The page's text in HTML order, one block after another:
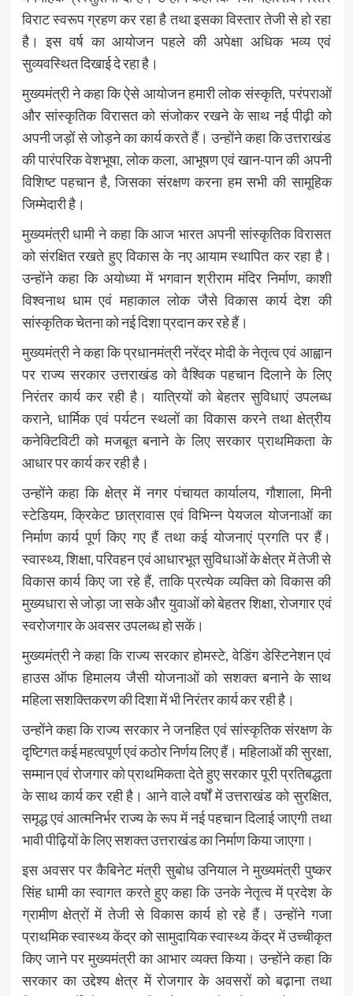
विराट स्वरूप ग्रहण कर रहा है तथा इसका विस्तार तेजी से हो रहा
है। इस वर्ष का आयोजन पहले की अपेक्षा अधिक भव्य एवं
सुव्यवस्थित दिखाई दे रहा है।
मुख्यमंत्री ने कहा कि ऐसे आयोजन हमारी लोक संस्कृति, परंपराओं
और सांस्कृतिक विरासत को संजोकर रखने के साथ नई पीढ़ी को
अपनी जड़ों से जोड़ने का कार्य करते हैं। उन्होंने कहा कि उत्तराखंड
की पारंपरिक वेशभूषा, लोक कला, आभूषण एवं खान-पान की अपनी
विशिष्ट पहचान है, जिसका संरक्षण करना हम सभी की सामूहिक
जिम्मेदारी है।
मुख्यमंत्री धामी ने कहा कि आज भारत अपनी सांस्कृतिक विरासत
को संरक्षित रखते हुए विकास के नए आयाम स्थापित कर रहा है।
उन्होंने कहा कि अयोध्या में भगवान श्रीराम मंदिर निर्माण, काशी
विश्वनाथ धाम एवं महाकाल लोक जैसे विकास कार्य देश की
सांस्कृतिक चेतना को नई दिशा प्रदान कर रहे हैं।
मुख्यमंत्री ने कहा कि प्रधानमंत्री नरेंद्र मोदी के नेतृत्व एवं आह्वान
पर राज्य सरकार उत्तराखंड को वैश्विक पहचान दिलाने के लिए
निरंतर कार्य कर रही है। यात्रियों को बेहतर सुविधाएं उपलब्ध
कराने, धार्मिक एवं पर्यटन स्थलों का विकास करने तथा क्षेत्रीय
कनेक्टिविटी को मजबूत बनाने के लिए सरकार प्राथमिकता के
आधार पर कार्य कर रही है।
उन्होंने कहा कि क्षेत्र में नगर पंचायत कार्यालय, गौशाला, मिनी
स्टेडियम, क्रिकेट छात्रावास एवं विभिन्न पेयजल योजनाओं का
निर्माण कार्य पूर्ण किए गए हैं तथा कई योजनाएं प्रगति पर हैं।
स्वास्थ्य, शिक्षा, परिवहन एवं आधारभूत सुविधाओं के क्षेत्र में तेजी से
विकास कार्य किए जा रहे हैं, ताकि प्रत्येक व्यक्ति को विकास की
मुख्यधारा से जोड़ा जा सके और युवाओं को बेहतर शिक्षा, रोजगार एवं
स्वरोजगार के अवसर उपलब्ध हो सकें।
मुख्यमंत्री ने कहा कि राज्य सरकार होमस्टे, वेडिंग डेस्टिनेशन एवं
हाउस ऑफ हिमालय जैसी योजनाओं को सशक्त बनाने के साथ
महिला सशक्तिकरण की दिशा में भी निरंतर कार्य कर रही है।
उन्होंने कहा कि राज्य सरकार ने जनहित एवं सांस्कृतिक संरक्षण के
दृष्टिगत कई महत्वपूर्ण एवं कठोर निर्णय लिए हैं। महिलाओं की सुरक्षा,
सम्मान एवं रोजगार को प्राथमिकता देते हुए सरकार पूरी प्रतिबद्धता
के साथ कार्य कर रही है। आने वाले वर्षों में उत्तराखंड को सुरक्षित,
समृद्ध एवं आत्मनिर्भर राज्य के रूप में नई पहचान दिलाई जाएगी तथा
भावी पीढ़ियों के लिए सशक्त उत्तराखंड का निर्माण किया जाएगा।
इस अवसर पर कैबिनेट मंत्री सुबोध उनियाल ने मुख्यमंत्री पुष्कर
सिंह धामी का स्वागत करते हुए कहा कि उनके नेतृत्व में प्रदेश के
ग्रामीण क्षेत्रों में तेजी से विकास कार्य हो रहे हैं। उन्होंने गजा
प्राथमिक स्वास्थ्य केंद्र को सामुदायिक स्वास्थ्य केंद्र में उच्चीकृत
किए जाने पर मुख्यमंत्री का आभार व्यक्त किया। उन्होंने कहा कि
सरकार का उद्देश्य क्षेत्र में रोजगार के अवसरों को बढ़ाना तथा